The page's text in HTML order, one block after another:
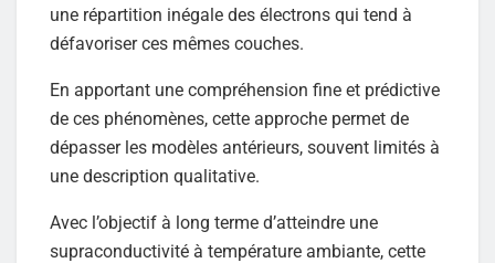
une répartition inégale des électrons qui tend à
défavoriser ces mêmes couches.
En apportant une compréhension fine et prédictive
de ces phénomènes, cette approche permet de
dépasser les modèles antérieurs, souvent limités à
une description qualitative.
Avec l’objectif à long terme d’atteindre une
supraconductivité à température ambiante, cette